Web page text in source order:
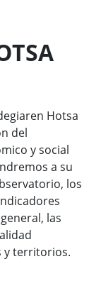
Hotsa
del
y social
a su
los
las
y territorios.